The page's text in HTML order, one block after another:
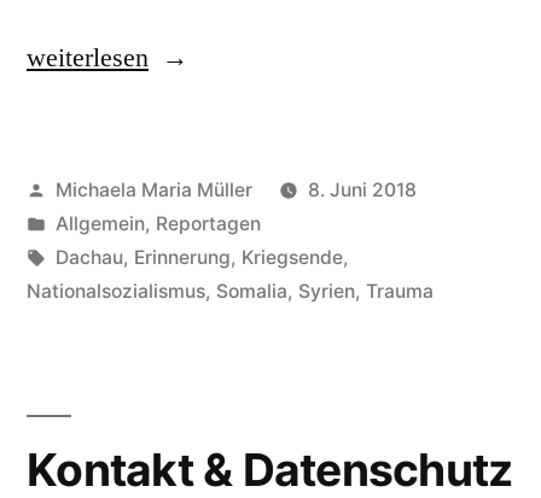
„70.
Befreiung
des
Konzentrationslagers
weiterlesen
Veröffentlicht
von
Michaela Maria Müller
8. Juni 2018
Veröffentlicht
in
Allgemein, Reportagen
Schlagwörter:
Dachau, Erinnerung, Kriegsende,
Nationalsozialismus, Somalia, Syrien, Trauma
Kontakt & Datenschutz